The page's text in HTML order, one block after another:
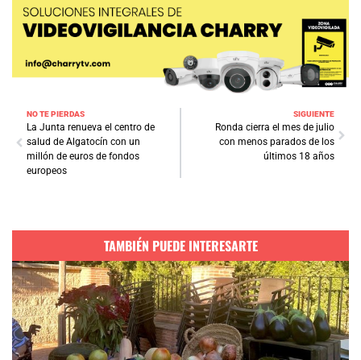
NO TE PIERDAS
La Junta renueva el centro de
salud de Algatocín con un
millón de euros de fondos
europeos
SIGUIENTE
Ronda cierra el mes de julio
con menos parados de los
últimos 18 años
TAMBIÉN PUEDE INTERESARTE